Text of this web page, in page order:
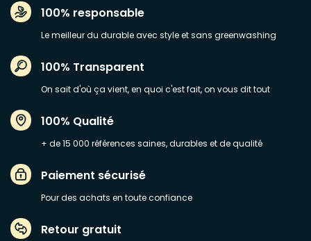
100% responsable
Le meilleur du durable avec style et sans greenwashing
100% Transparent
On sait d'où ça vient, en quoi c'est fait, on vous dit tout
100% Qualité
+ de 15 000 références saines, durables et de qualité
Paiement sécurisé
Pour des achats en toute confiance
Retour gratuit